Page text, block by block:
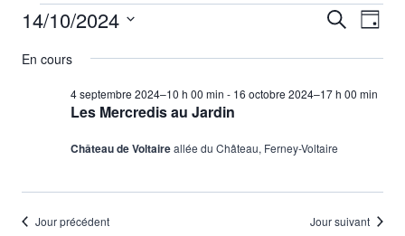
Évènements
for
octobre
2024
et
de
Recherche
de
Jour
14/10/2024
une
En cours
Les Mercredis au Jardin
4 septembre 2024–10 h 00 min - 16 octobre 2024–17 h 00 min
Château de Voltaireallée du Château, Ferney-Voltaire
Jour précédent Jour suivant